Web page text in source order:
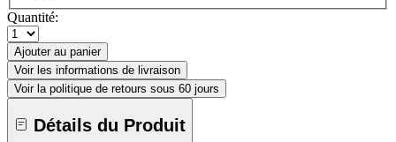
Quantité:
Ajouter au panier
Voir les informations de livraison
Voir la politique de retours sous 60 jours
Détails du Produit